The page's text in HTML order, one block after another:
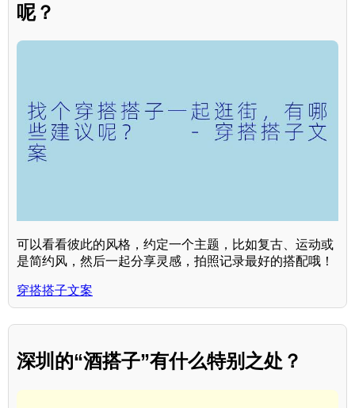
呢？
可以看看彼此的风格，约定一个主题，比如复古、运动或
是简约风，然后一起分享灵感，拍照记录最好的搭配哦！
穿搭搭子文案
深圳的“酒搭子”有什么特别之处？